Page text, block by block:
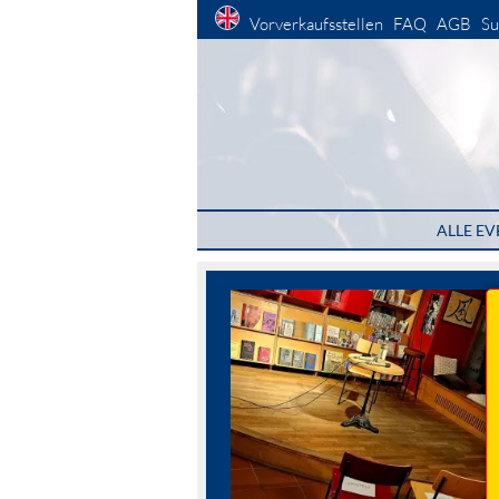
Vorverkaufsstellen FAQ AGB
ALLE